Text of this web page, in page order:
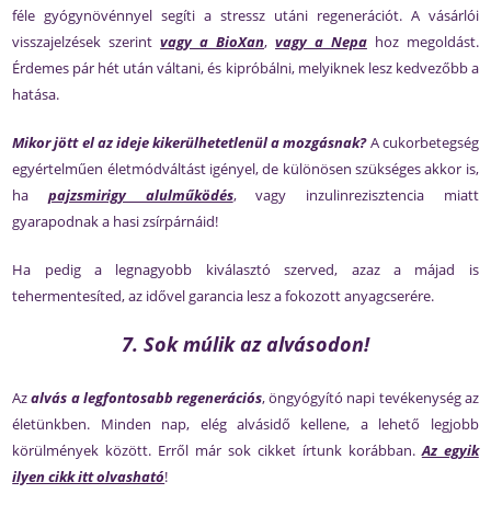
féle gyógynövénnyel segíti a stressz utáni regenerációt. A vásárlói
visszajelzések szerintvagy a BioXan,vagy a Nepahoz megoldást.
Érdemes pár hét után váltani, és kipróbálni, melyiknek lesz kedvezőbb a
hatása.
Mikor jött el az ideje kikerülhetetlenül a mozgásnak?A cukorbetegség
egyértelműen életmódváltást igényel, de különösen szükséges akkor is,
ha pajzsmirigy alulműködés, vagy inzulinrezisztencia miatt
gyarapodnak a hasi zsírpárnáid!
Ha pedig a legnagyobb kiválasztó szerved, azaz a májad is
tehermentesíted, az idővel garancia lesz a fokozott anyagcserére.
7. Sok múlik az alvásodon!
Azalvás a legfontosabb regenerációs, öngyógyító napi tevékenység az
életünkben. Minden nap, elég alvásidő kellene, a lehető legjobb
körülmények között. Erről már sok cikket írtunk korábban.Az egyik
ilyen cikk itt olvasható!